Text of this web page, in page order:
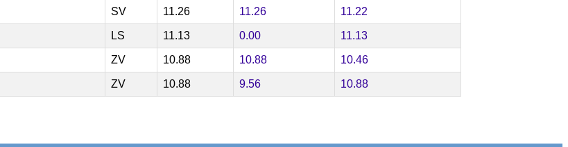
SV 11.26 11.26 11.22
LS 11.13 0.00 11.13
ZV 10.88 10.88 10.46
ZV 10.88 9.56 10.88